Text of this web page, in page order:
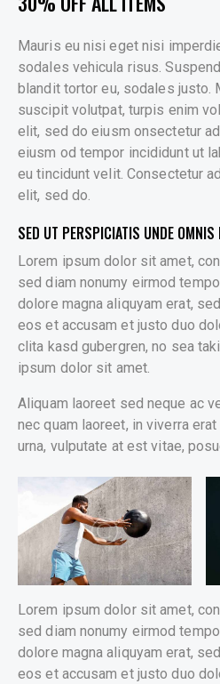
Mauris eu nisi eget nisi
sodales vehicula risus.
blandit tortor eu, sodales justo.
suscipit volutpat, turpis enim
elit, sed do eiusm onsectetur
eiusm od tempor incididunt ut
eu tincidunt velit. Consectetur
elit, sed do.
SED UT PERSPICIATIS UNDE OMNIS
Lorem ipsum dolor sit amet,
sed diam nonumy eirmod
dolore magna aliquyam erat,
eos et accusam et justo duo
clita kasd gubergren, no sea
ipsum dolor sit amet.
Aliquam laoreet sed neque ac
nec quam laoreet, in viverra
urna, vulputate at est vitae,
Lorem ipsum dolor sit amet,
sed diam nonumy eirmod
dolore magna aliquyam erat,
eos et accusam et justo duo